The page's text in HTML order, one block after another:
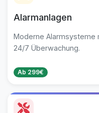
Alarmanlagen
Moderne Alarmsysteme
24/7 Überwachung.
Ab 299€